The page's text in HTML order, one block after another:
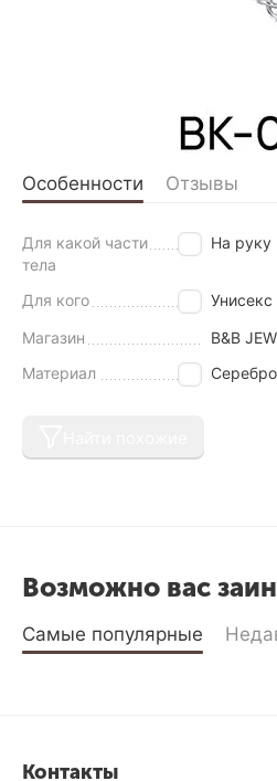
Особенности Отзывы
Для какой части
тела
На руку
Для кого
Унисекс
Магазин
B&B
Материал
Серебро
Возможно вас
Самые популярные
Контакты